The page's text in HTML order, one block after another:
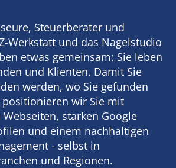
Steuerberater und
Werkstatt und das Nagelstudio
etwas gemeinsam: Sie leben
und Klienten. Damit Sie
werden, wo Sie gefunden
wir Sie mit
starken Google
und einem nachhaltigen
- selbst in
und Regionen.